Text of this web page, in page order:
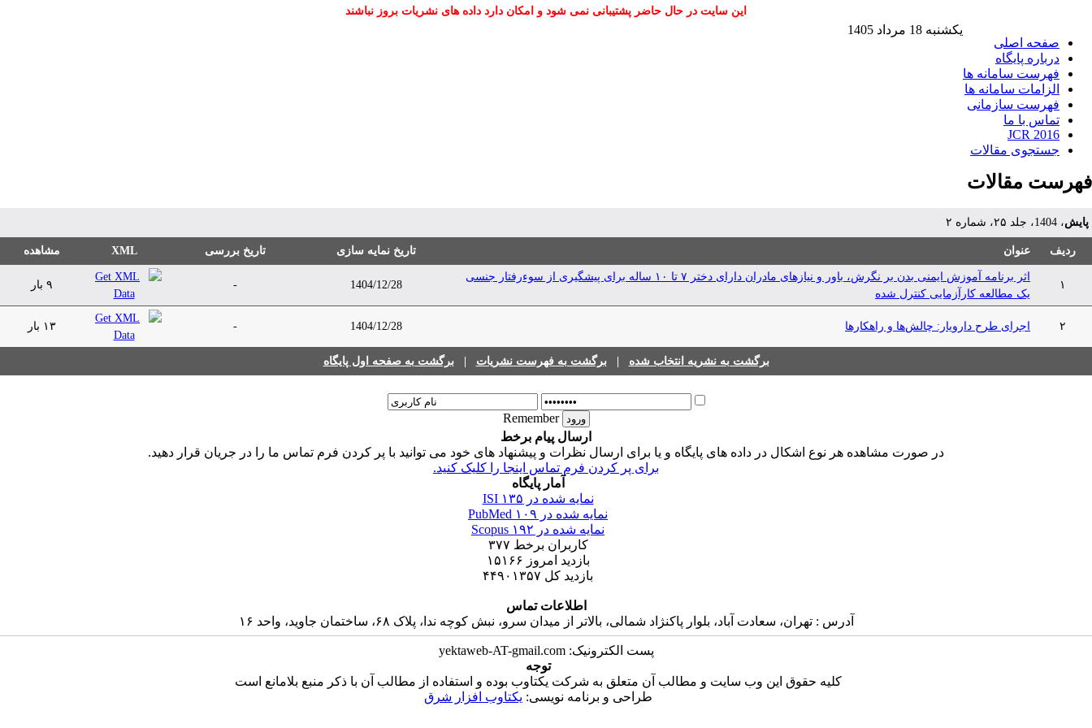
این سایت در حال حاضر پشتیبانی نمی شود و امکان دارد داده های نشریات بروز نباشند
صفحه اصلی
درباره پایگاه
فهرست سامانه ها
الزامات سامانه ها
فهرست سازمانی
تماس با ما
JCR 2016
جستجوی مقالات
یکشنبه 18 مرداد 1405
فهرست مقالات
پایش، 1404، جلد ۲۵، شماره ۲
ردیف عنوان تاریخ نمایه سازی تاریخ بررسی XML مشاهده
۱
اثر برنامه آموزش ایمنی بدن بر نگرش، باور و نیازهای مادران دارای دختر ۷ تا ۱۰ ساله برای پیشگیری از سوءرفتار جنسی
یک مطالعه کارآزمایی کنترل شده
1404/12/28
- ۹ بار
۲ اجرای طرح دارویار: چالش‌ها و راهکارها 1404/12/28
- ۱۳ بار
برگشت به نشریه انتخاب شده |برگشت به فهرست نشریات |برگشت به صفحه اول پایگاه
Remember
ارسال پیام برخط
در صورت مشاهده هر نوع اشکال در داده های پایگاه و یا برای ارسال نظرات و پیشنهاد های خود می توانید با پر کردن فرم تماس ما را در جریان قرار دهید.
برای پر کردن فرم تماس اینجا را کلیک کنید.
آمار پایگاه
نمایه شده در ISI ۱۳۵
نمایه شده در PubMed ۱۰۹
نمایه شده در Scopus ۱۹۲
کاربران برخط ۳۷۷
بازدید امروز ۱۵۱۶۶
بازدید کل ۴۴۹۰۱۳۵۷
اطلاعات تماس
آدرس : تهران، سعادت آباد، بلوار پاکنژاد شمالی، بالاتر از میدان سرو، نبش کوچه ندا، پلاک ۶۸، ساختمان جاوید، واحد ۱۶
پست الکترونیک: yektaweb-AT-gmail.com
توجه
کلیه حقوق این وب سایت و مطالب آن متعلق به شرکت یکتاوب بوده و استفاده از مطالب آن با ذکر منبع بلامانع است
طراحی و برنامه نویسی: یکتاوب افزار شرق